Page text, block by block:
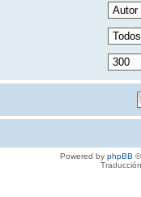
Powered by phpBB